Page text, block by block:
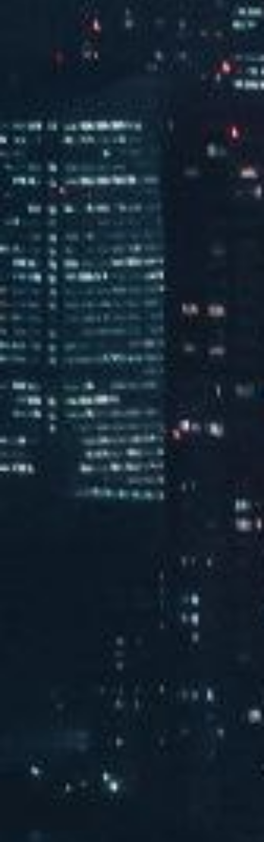
汽水音乐嘉年华
汽水音乐潮音派对
汽水音乐chill派对